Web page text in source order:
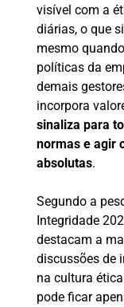
visível com a
diárias, o que
mesmo
políticas da
demais
incorpora
sinaliza para
normas e agir
absolutas.
Segundo a
Integridade
destacam a
discussões de
na cultura
pode ficar